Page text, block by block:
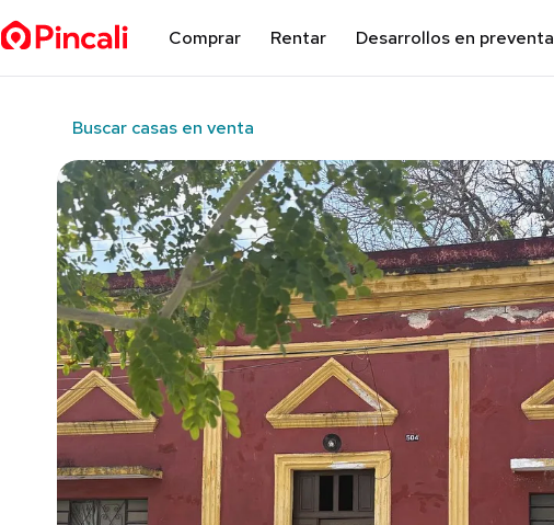
Comprar Rentar Desarrollos en preventa
Buscar casas en venta